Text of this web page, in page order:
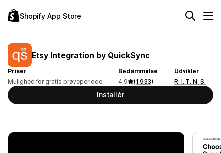
Shopify App Store
Etsy Integration by QuickSync
Priser
Mulighed for gratis prøveperiode
Bedømmelse
4,9
(1.933)
Udvikler
R. I. T. N. S.
Installér